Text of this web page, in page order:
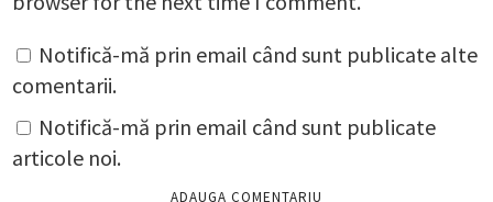
Notifică-mă prin email când sunt publicate alte
comentarii.
Notifică-mă prin email când sunt publicate
articole noi.